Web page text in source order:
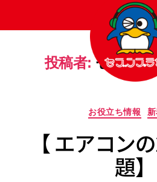
ン
ラ
ザ
投稿者: セブン
カ
ゴ
リ
ー
お役立ち情報
【 エアコン
題】